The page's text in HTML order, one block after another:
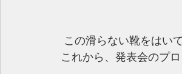
この滑らない靴をはい
これから、発表会のプ